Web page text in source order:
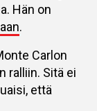
Hän on
.
Carlon
ralliin. Sitä ei
että